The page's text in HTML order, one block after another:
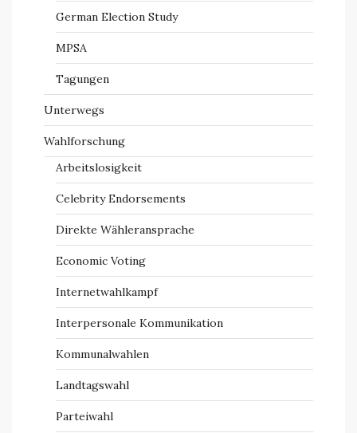
German Election Study
MPSA
Tagungen
Unterwegs
Wahlforschung
Arbeitslosigkeit
Celebrity Endorsements
Direkte Wähleransprache
Economic Voting
Internetwahlkampf
Interpersonale Kommunikation
Kommunalwahlen
Landtagswahl
Parteiwahl